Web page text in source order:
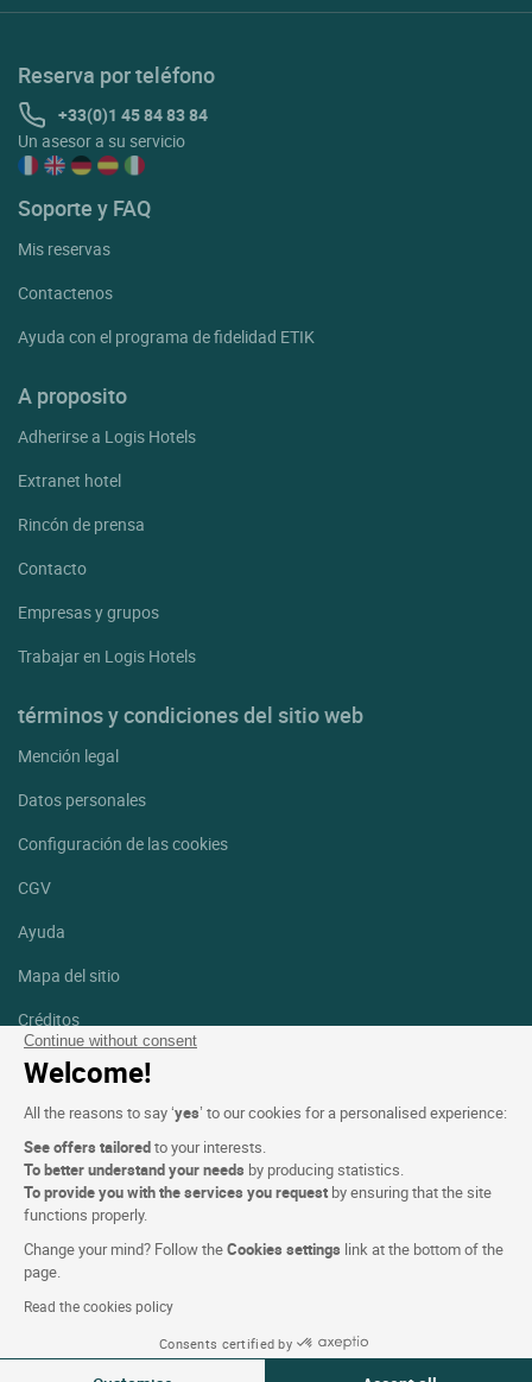
Continue without consent
Welcome!
All the reasons to say ‘yes’ to our cookies for a personalised experience:
See offers tailoredto your interests.
To better understand your needs by producing statistics.
To provide you with the services you request by ensuring that the site
functions properly.
Change your mind? Follow theCookies settings link at the bottom of the
page.
Read the cookies policy
Consents certified by
Reserva por teléfono
+33(0)1 45 84 83 84
Un asesor a su servicio
Soporte y FAQ
Mis reservas
Contactenos
Ayuda con el programa de fidelidad ETIK
A proposito
Adherirse a Logis Hotels
Extranet hotel
Rincón de prensa
Contacto
Empresas y grupos
Trabajar en Logis Hotels
términos y condiciones del sitio web
Mención legal
Datos personales
Configuración de las cookies
CGV
Ayuda
Mapa del sitio
Créditos
fotografías
Facebook
Instagram
Linkedin
CGV. Powered bySIWAY